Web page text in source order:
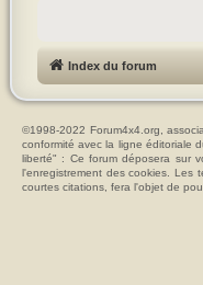
Index du forum
©1998-2022 Forum4x4.org,
conformité avec la ligne éditoriale
liberté" : Ce forum déposera sur
l'enregistrement des cookies. Les
courtes citations, fera l'objet de